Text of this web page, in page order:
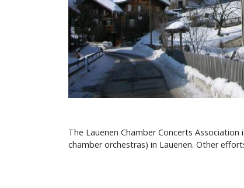
The Lauenen Chamber Concerts
chamber orchestras) in Lauenen. Other